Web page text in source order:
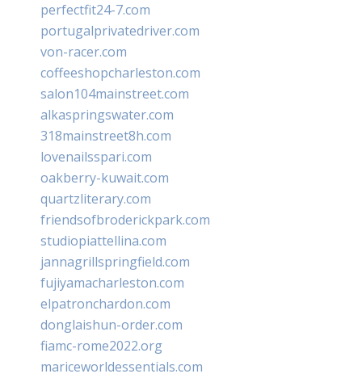
perfectfit24-7.com
portugalprivatedriver.com
von-racer.com
coffeeshopcharleston.com
salon104mainstreet.com
alkaspringswater.com
318mainstreet8h.com
lovenailsspari.com
oakberry-kuwait.com
quartzliterary.com
friendsofbroderickpark.com
studiopiattellina.com
jannagrillspringfield.com
fujiyamacharleston.com
elpatronchardon.com
donglaishun-order.com
fiamc-rome2022.org
mariceworldessentials.com